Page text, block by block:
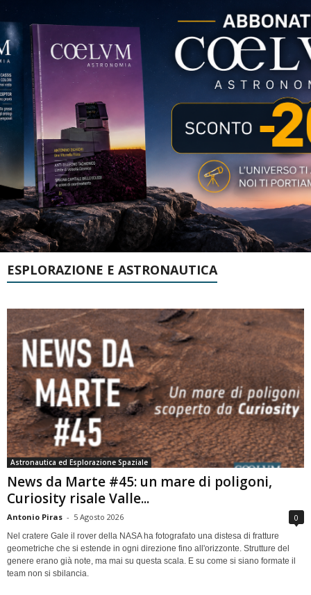
ESPLORAZIONE E ASTRONAUTICA
Astronautica ed Esplorazione Spaziale
News da Marte #45: un mare di poligoni,
Curiosity risale Valle...
Antonio Piras - 5 Agosto 2026 0
Nel cratere Gale il rover della NASA ha fotografato una distesa di fratture
geometriche che si estende in ogni direzione fino all'orizzonte. Strutture del
genere erano già note, ma mai su questa scala. E su come si siano formate il
team non si sbilancia.